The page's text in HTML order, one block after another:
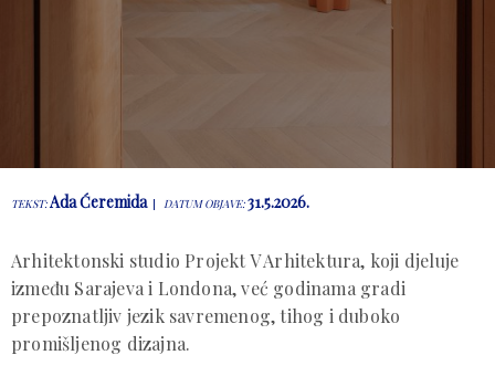
TEKST:Ada Ćeremida DATUM OBJAVE:31.5.2026.
Arhitektonski studio Projekt V Arhitektura, koji djeluje
između Sarajeva i Londona, već godinama gradi
prepoznatljiv jezik savremenog, tihog i duboko
promišljenog dizajna.